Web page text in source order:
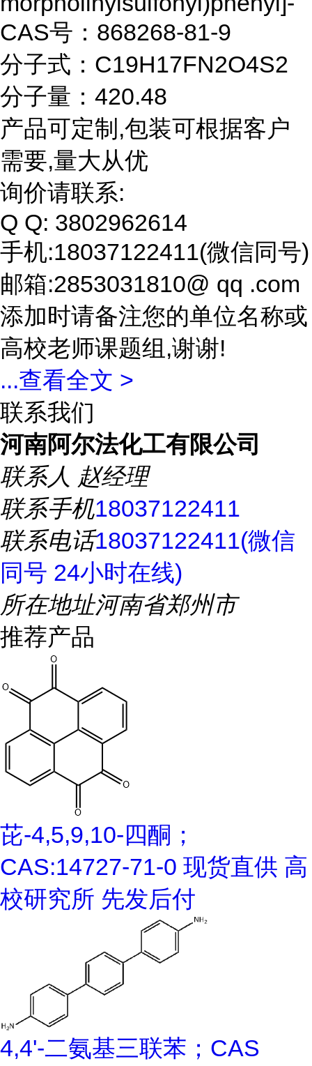
CAS号：868268-81-9
分子式：C19H17FN2O4S2
分子量：420.48
产品可定制,包装可根据客户
需要,量大从优
询价请联系:
Q Q: 3802962614
手机:18037122411(微信同号)
邮箱:2853031810@ qq .com
添加时请备注您的单位名称或
高校老师课题组,谢谢!
...查看全文 >
联系我们
河南阿尔法化工有限公司
联系人 赵经理
联系手机18037122411
联系电话18037122411(微信
同号 24小时在线)
所在地址河南省郑州市
推荐产品
芘-4,5,9,10-四酮；
CAS:14727-71-0 现货直供 高
校研究所 先发后付
4,4'-二氨基三联苯；CAS